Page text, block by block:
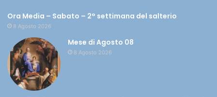
Ora Media – Sabato – 2° settimana del salterio
8 Agosto 2026
Mese di Agosto 08
8 Agosto 2026